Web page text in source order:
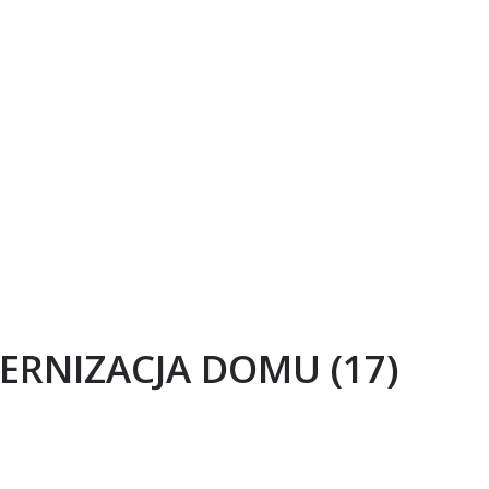
DOMU (17)